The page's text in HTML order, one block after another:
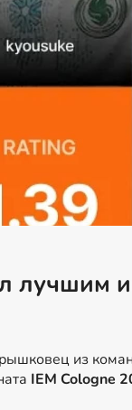
лучшим
из
IEM Cologne